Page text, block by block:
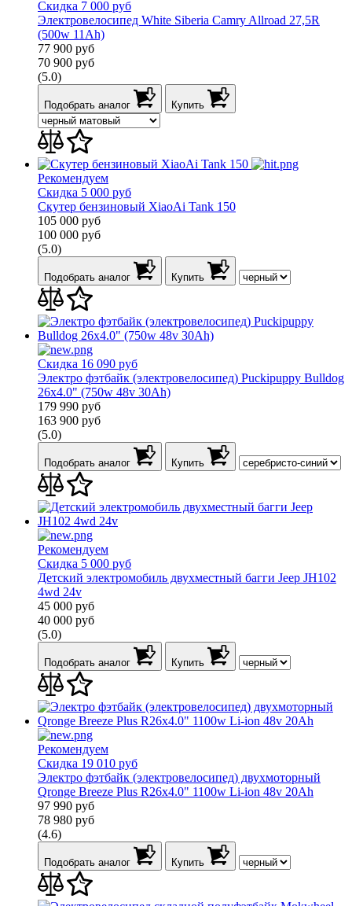
Скидка 7 000 руб
Электровелосипед White Siberia Camry Allroad 27,5R
(500w 11Ah)
77 900 руб
70 900 руб
(5.0)
Подобрать аналог Купить
Рекомендуем
Скидка 5 000 руб
Скутер бензиновый XiaoAi Tank 150
105 000 руб
100 000 руб
(5.0)
Подобрать аналог Купить
Скидка 16 090 руб
Электро фэтбайк (электровелосипед) Puckipuppy Bulldog
26х4.0" (750w 48v 30Ah)
179 990 руб
163 900 руб
(5.0)
Подобрать аналог Купить
Рекомендуем
Скидка 5 000 руб
Детский электромобиль двухместный багги Jeep JH102
4wd 24v
45 000 руб
40 000 руб
(5.0)
Подобрать аналог Купить
Рекомендуем
Скидка 19 010 руб
Электро фэтбайк (электровелосипед) двухмоторный
Qronge Breeze Plus R26х4.0" 1100w Li-ion 48v 20Ah
97 990 руб
78 980 руб
(4.6)
Подобрать аналог Купить